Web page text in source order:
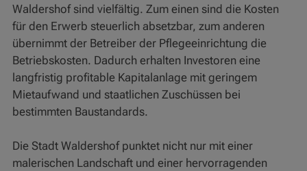
Waldershof sind vielfältig. Zum einen sind die Kosten
für den Erwerb steuerlich absetzbar, zum anderen
übernimmt der Betreiber der Pflegeeinrichtung die
Betriebskosten. Dadurch erhalten Investoren eine
langfristig profitable Kapitalanlage mit geringem
Mietaufwand und staatlichen Zuschüssen bei
bestimmten Baustandards.
Die Stadt Waldershof punktet nicht nur mit einer
malerischen Landschaft und einer hervorragenden